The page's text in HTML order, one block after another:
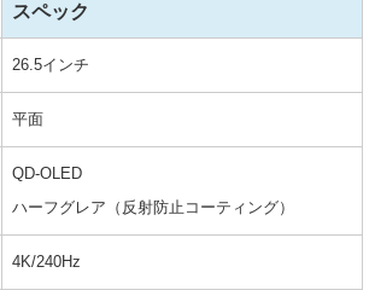
スペック
26.5インチ
平面
QD-OLED
ハーフグレア（反射防止コーティング）
4K/240Hz